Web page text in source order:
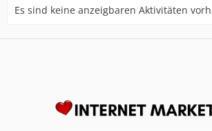
Es sind keine anzeigbaren Aktivitäten